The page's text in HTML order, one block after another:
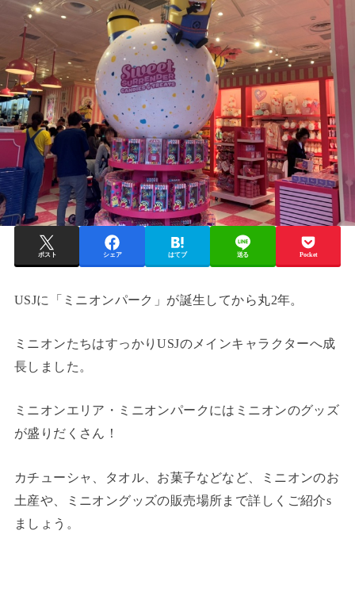
ポスト シェア はてブ 送る Pocket
USJに「ミニオンパーク」が誕生してから丸2年。
ミニオンたちはすっかりUSJのメインキャラクターへ成
長しました。
ミニオンエリア・ミニオンパークにはミニオンのグッズ
が盛りだくさん！
カチューシャ、タオル、お菓子などなど、ミニオンのお
土産や、ミニオングッズの販売場所まで詳しくご紹介s
ましょう。